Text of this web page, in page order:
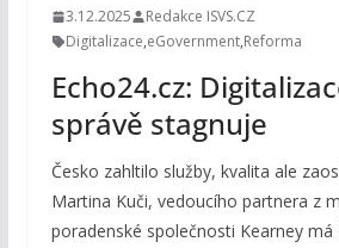
3.12.2025
Redakce ISVS.CZ
Digitalizace,eGovernment,Reforma
Echo24.cz:
správě stagnuje
Česko zahltilo služby, kvalita ale
Martina Kuči, vedoucího partnera z
poradenské společnosti Kearney má